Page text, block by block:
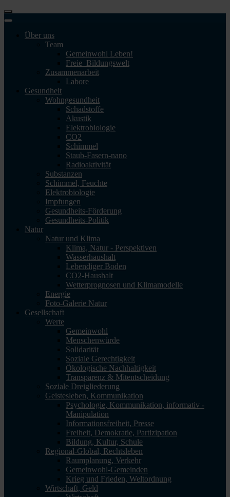
Über uns
Team
Gemeinwohl Leben!
Freie_Bildungswelt
Zusammenarbeit
Labore
Gesundheit
Wohngesundheit
Schadstoffe
Akustik
Elektrobiologie
CO2
Schimmel
Staub-Fasern-nano
Radioaktivität
Substanzen
Schimmel, Feuchte
Elektrobiologie
Impfungen
Gesundheits-Förderung
Gesundheits-Politik
Natur
Natur und Klima
Klima, Natur - Perspektiven
Wasserhaushalt
Lebendiger Boden
CO2-Haushalt
Wetterprognosen und Klimamodelle
Energie
Foto-Galerie Natur
Gesellschaft
Werte
Gemeinwohl
Menschenwürde
Solidarität
Soziale Gerechtigkeit
Ökologische Nachhaltigkeit
Transparenz & Mitentscheidung
Soziale Dreigliederung
Geistesleben, Kommunikation
Psychologie, Kommunikation, informativ -
Manipulation
Informationsfreiheit, Presse
Freiheit, Demokratie, Partizipation
Bildung, Kultur, Schule
Regional-Global, Rechtsleben
Raumplanung, Verkehr
Gemeinwohl-Gemeinden
Krieg und Frieden, Weltordnung
Wirtschaft, Geld